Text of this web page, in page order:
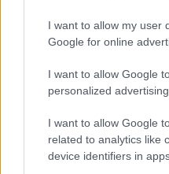
I want to allow my user
Google for online
I want to allow Google
personalized advertising.
I want to allow Google
related to analytics like
device identifiers in
tésztagépet vásárolni,
választékban kapható
Vannak komoly
melyek speciális
munkafolyamatok
következő bejegyzésben
tésztakészítés speciális